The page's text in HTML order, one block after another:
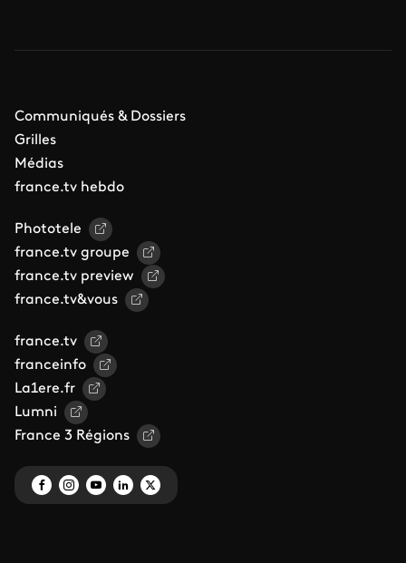
Communiqués & Dossiers
Grilles
Médias
france.tv hebdo
Phototele
france.tv groupe
france.tv preview
france.tv&vous
france.tv
franceinfo
La1ere.fr
Lumni
France 3 Régions